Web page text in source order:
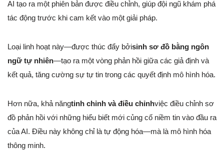
AI tạo ra một phiên bản được điều chỉnh, giúp đội ngũ khám phá
tác động trước khi cam kết vào một giải pháp.
Loại linh hoạt này—được thúc đẩy bởisinh sơ đồ bằng ngôn
ngữ tự nhiên—tạo ra một vòng phản hồi giữa các giả định và
kết quả, tăng cường sự tự tin trong các quyết định mô hình hóa.
Hơn nữa, khả năngtinh chỉnh và điều chỉnhviệc điều chỉnh sơ
đồ phản hồi với những hiểu biết mới củng cố niềm tin vào đầu ra
của AI. Điều này không chỉ là tự động hóa—mà là mô hình hóa
thông minh.